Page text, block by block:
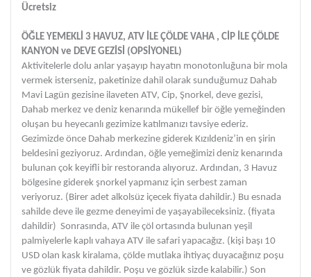
Ücretsiz
ÖĞLE YEMEKLİ 3 HAVUZ, ATV İLE ÇÖLDE VAHA , CİP İLE ÇÖLDE
KANYON ve DEVE GEZİSİ (OPSİYONEL)
Aktivitelerle dolu anlar yaşayıp hayatın monotonluğuna bir mola
vermek isterseniz, paketinize dahil olarak sunduğumuz Dahab
Mavi Lagün gezisine ilaveten ATV, Cip, Şnorkel, deve gezisi,
Dahab merkez ve deniz kenarında mükellef bir öğle yemeğinden
oluşan bu heyecanlı gezimize katılmanızı tavsiye ederiz.
Gezimizde önce Dahab merkezine giderek Kızıldeniz’in en şirin
beldesini geziyoruz. Ardından, öğle yemeğimizi deniz kenarında
bulunan çok keyifli bir restoranda alıyoruz. Ardından, 3 Havuz
bölgesine giderek şnorkel yapmanız için serbest zaman
veriyoruz. (Birer adet alkolsüz içecek fiyata dahildir.) Bu esnada
sahilde deve ile gezme deneyimi de yaşayabileceksiniz. (fiyata
dahildir) Sonrasında, ATV ile çöl ortasında bulunan yeşil
palmiyelerle kaplı vahaya ATV ile safari yapacağız. (kişi başı 10
USD olan kask kiralama, çölde mutlaka ihtiyaç duyacağınız poşu
ve gözlük fiyata dahildir. Poşu ve gözlük sizde kalabilir.) Son